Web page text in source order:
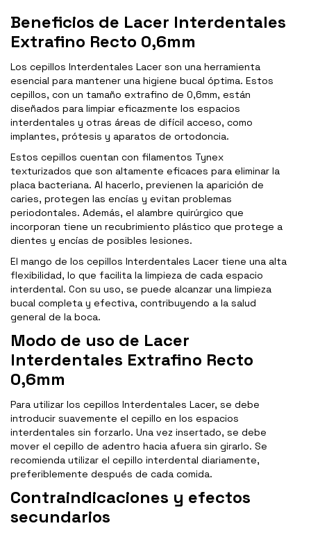
Beneficios de Lacer Interdentales
Extrafino Recto 0,6mm
Los cepillos Interdentales Lacer son una herramienta
esencial para mantener una higiene bucal óptima. Estos
cepillos, con un tamaño extrafino de 0,6mm, están
diseñados para limpiar eficazmente los espacios
interdentales y otras áreas de difícil acceso, como
implantes, prótesis y aparatos de ortodoncia.
Estos cepillos cuentan con filamentos Tynex
texturizados que son altamente eficaces para eliminar la
placa bacteriana. Al hacerlo, previenen la aparición de
caries, protegen las encías y evitan problemas
periodontales. Además, el alambre quirúrgico que
incorporan tiene un recubrimiento plástico que protege a
dientes y encías de posibles lesiones.
El mango de los cepillos Interdentales Lacer tiene una alta
flexibilidad, lo que facilita la limpieza de cada espacio
interdental. Con su uso, se puede alcanzar una limpieza
bucal completa y efectiva, contribuyendo a la salud
general de la boca.
Modo de uso de Lacer
Interdentales Extrafino Recto
0,6mm
Para utilizar los cepillos Interdentales Lacer, se debe
introducir suavemente el cepillo en los espacios
interdentales sin forzarlo. Una vez insertado, se debe
mover el cepillo de adentro hacia afuera sin girarlo. Se
recomienda utilizar el cepillo interdental diariamente,
preferiblemente después de cada comida.
Contraindicaciones y efectos
secundarios